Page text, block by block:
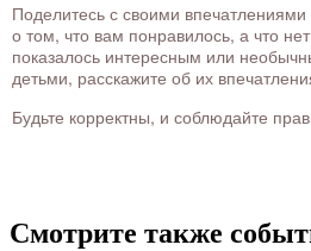
Поделитесь с своими
о том, что вам понравилось, а что
показалось интересным или
детьми, расскажите об их
Будьте корректны, и соблюдайте
Смотрите также